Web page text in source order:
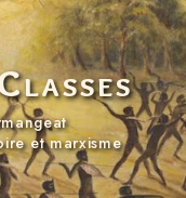
et marxisme